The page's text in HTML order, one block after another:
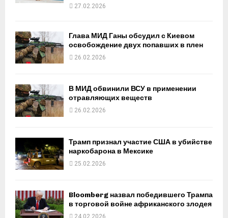
27.02.2026
Глава МИД Ганы обсудил с Киевом
освобождение двух попавших в плен
26.02.2026
В МИД обвинили ВСУ в применении
отравляющих веществ
26.02.2026
Трамп признал участие США в убийстве
наркобарона в Мексике
25.02.2026
Bloomberg назвал победившего Трампа
в торговой войне африканского злодея
24.02.2026